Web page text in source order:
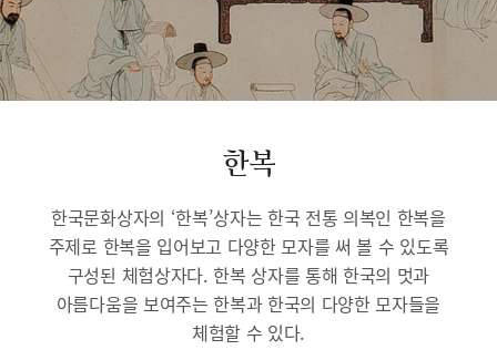
한복
한국문화상자의 ‘한복’상자는 한국 전통 의복인 한복을
주제로 한복을 입어보고 다양한 모자를 써 볼 수 있도록
구성된 체험상자다. 한복 상자를 통해 한국의 멋과
아름다움을 보여주는 한복과 한국의 다양한 모자들을
체험할 수 있다.